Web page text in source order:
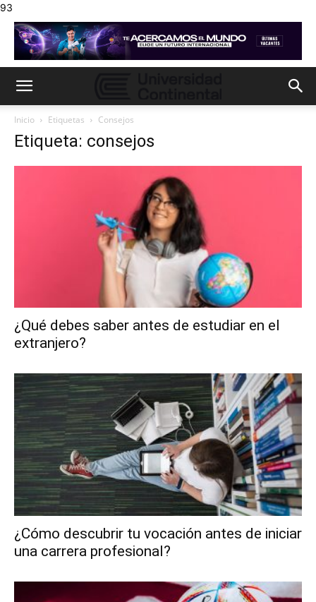
93
Inicio Etiquetas Consejos
Etiqueta: consejos
¿Qué debes saber antes de estudiar en el
extranjero?
¿Cómo descubrir tu vocación antes de iniciar
una carrera profesional?